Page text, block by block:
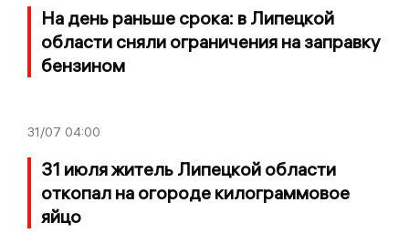
На день раньше срока: в Липецкой
области сняли ограничения на заправку
бензином
31/07 04:00
31 июля житель Липецкой области
откопал на огороде килограммовое
яйцо